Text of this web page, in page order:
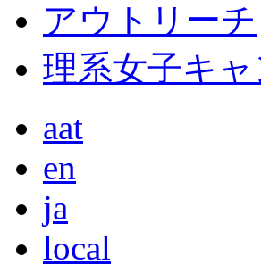
アウトリーチ
理系女子キ
aat
en
ja
local